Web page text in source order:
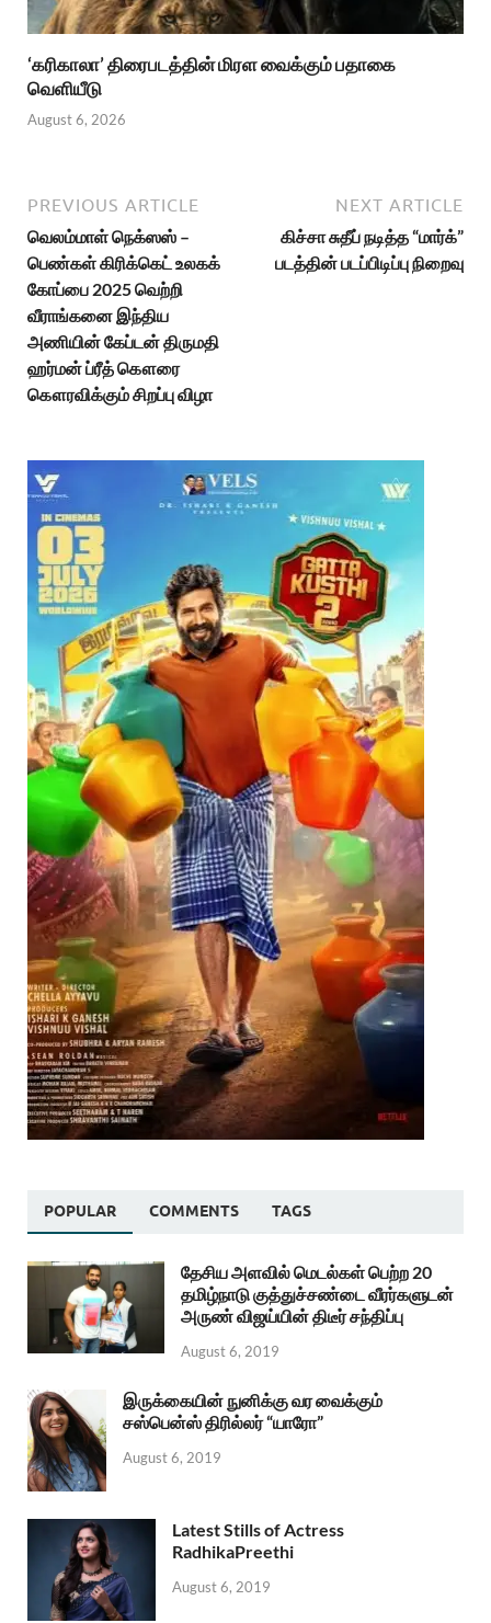
‘கரிகாலா’ திரைபடத்தின் மிரள வைக்கும் பதாகை
வெளியீடு
August 6, 2026
PREVIOUS ARTICLE
வெலம்மாள் நெக்ஸஸ் –
பெண்கள் கிரிக்கெட் உலகக்
கோப்பை 2025 வெற்றி
வீராங்கனை இந்திய
அணியின் கேப்டன் திருமதி
ஹர்மன் ப்ரீத் கௌரை
கௌரவிக்கும் சிறப்பு விழா
NEXT ARTICLE
கிச்சா சுதீப் நடித்த “மார்க்”
படத்தின் படப்பிடிப்பு நிறைவு
POPULAR COMMENTS TAGS
தேசிய அளவில் மெடல்கள் பெற்ற 20
தமிழ்நாடு குத்துச்சண்டை வீரர்களுடன்
அருண் விஜய்யின் திடீர் சந்திப்பு
August 6, 2019
இருக்கையின் நுனிக்கு வர வைக்கும்
சஸ்பென்ஸ் திரில்லர் “யாரோ”
August 6, 2019
Latest Stills of Actress
RadhikaPreethi
August 6, 2019